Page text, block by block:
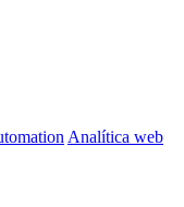
Analítica web